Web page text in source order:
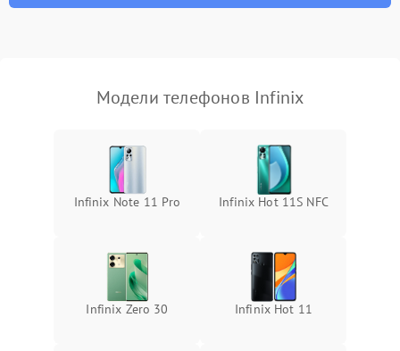
Модели телефонов Infinix
Infinix Note 11 Pro Infinix Hot 11S NFC
Infinix Zero 30 Infinix Hot 11